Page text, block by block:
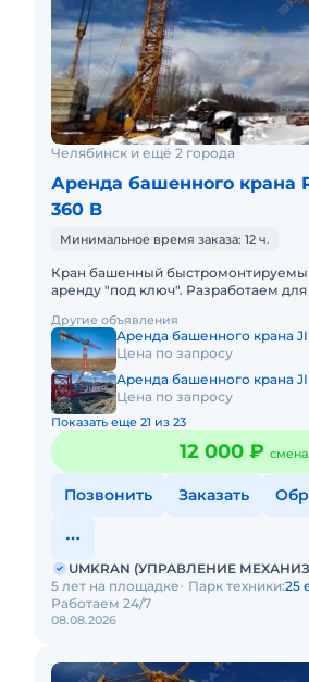
Челябинск и ещё 2 города
Аренда башенного крана
360 B
Минимальное время заказа: 12 ч.
Кран башенный
аренду "под ключ". Разработаем
кран на объект, смо
Другие объявления
Аренда башенного крана
Цена по запросу
Аренда башенного крана
Цена по запросу
Показать еще 21 из 23
12 000 ₽ смена
Позвонить Заказать
08.08.2026
UMKRAN (УПРАВЛЕНИЕ
5 лет на площадке
Парк техники:25
Работаем 24/7